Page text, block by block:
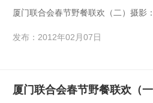
厦门联合会春节野餐联欢（二）摄影
发布：2012年02月07日
厦门联合会春节野餐联欢（